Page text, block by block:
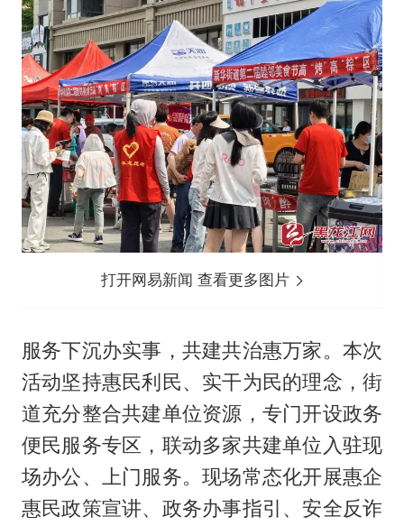
打开网易新闻 查看更多图片
服务下沉办实事，共建共治惠万家。本次
活动坚持惠民利民、实干为民的理念，街
道充分整合共建单位资源，专门开设政务
便民服务专区，联动多家共建单位入驻现
场办公、上门服务。现场常态化开展惠企
惠民政策宣讲、政务办事指引、安全反诈